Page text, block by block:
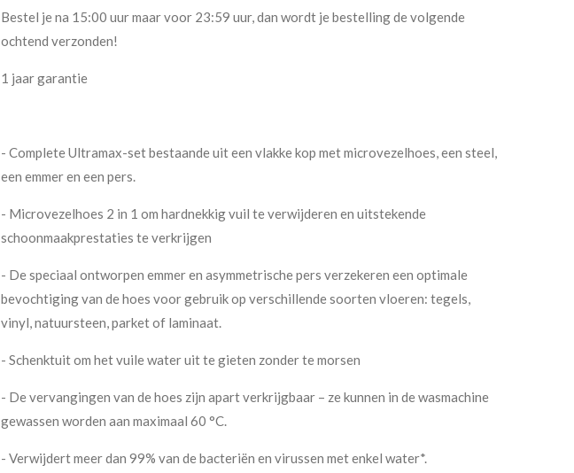
Bestel je na 15:00 uur maar voor 23:59 uur, dan wordt je bestelling de volgende
ochtend verzonden!
1 jaar garantie
- Complete Ultramax-set bestaande uit een vlakke kop met microvezelhoes, een steel,
een emmer en een pers.
- Microvezelhoes 2 in 1 om hardnekkig vuil te verwijderen en uitstekende
schoonmaakprestaties te verkrijgen
- De speciaal ontworpen emmer en asymmetrische pers verzekeren een optimale
bevochtiging van de hoes voor gebruik op verschillende soorten vloeren: tegels,
vinyl, natuursteen, parket of laminaat.
- Schenktuit om het vuile water uit te gieten zonder te morsen
- De vervangingen van de hoes zijn apart verkrijgbaar – ze kunnen in de wasmachine
gewassen worden aan maximaal 60 °C.
- Verwijdert meer dan 99% van de bacteriën en virussen met enkel water*.